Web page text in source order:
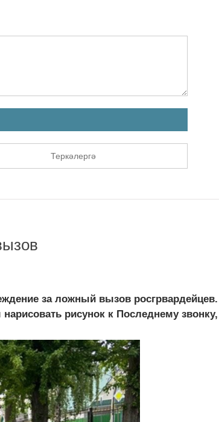
Теркәлергә
за ложный вызов
рисунок к Последнему звонку,